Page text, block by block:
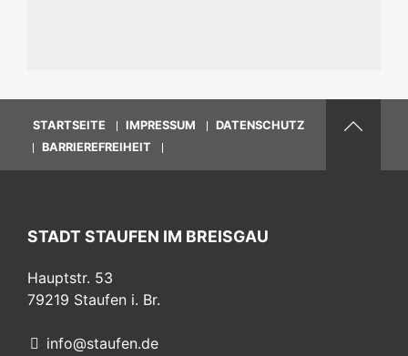
STARTSEITE IMPRESSUM
DATENSCHUTZ
BARRIEREFREIHEIT
STADT STAUFEN IM BREISGAU
Hauptstr. 53
79219 Staufen i. Br.
info@staufen.de